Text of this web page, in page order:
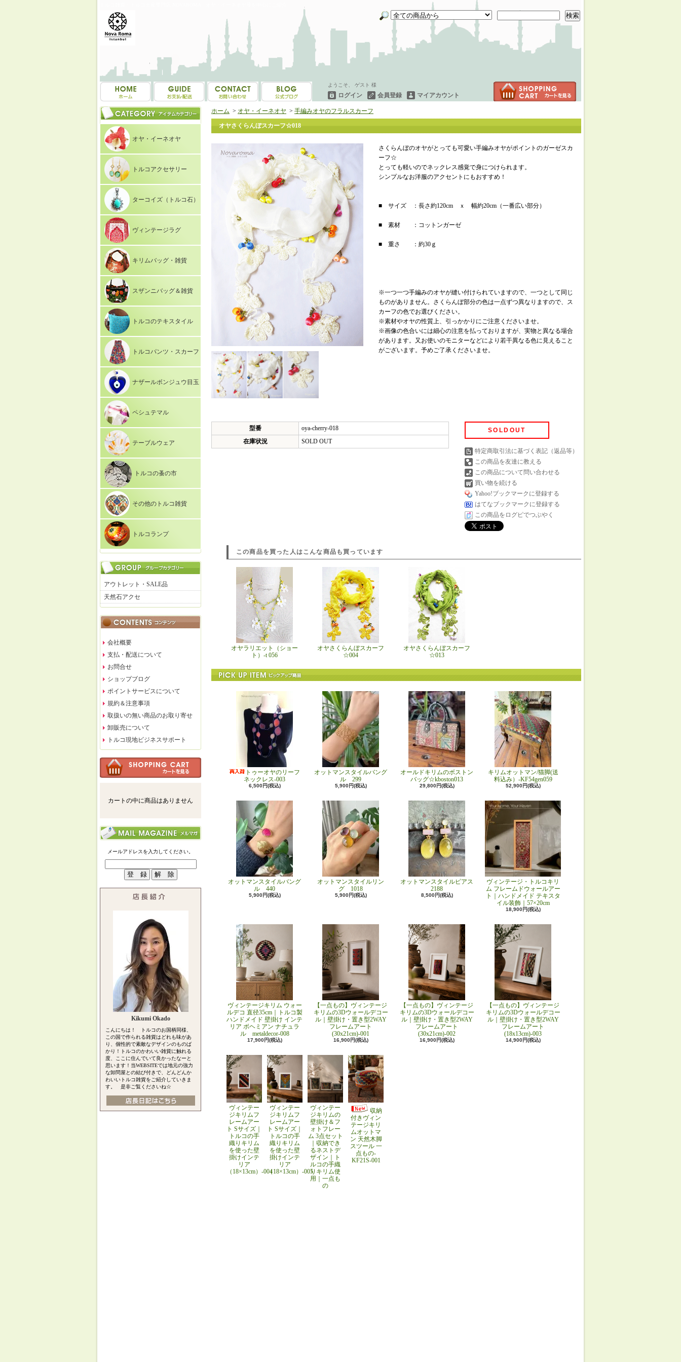
検索
ようこそ、 ゲスト 様
ログイン 会員登録 マイアカウント
オヤ・イーネオヤ
トルコアクセサリー
ターコイズ（トルコ石）
ヴィンテージラグ
キリムバッグ・雑貨
スザンニバッグ＆雑貨
トルコのテキスタイル
トルコパンツ・スカーフ
ナザールボンジュウ目玉
ペシュテマル
テーブルウェア
トルコの蚤の市
その他のトルコ雑貨
トルコランプ
アウトレット・SALE品
天然石アクセ
会社概要
支払・配送について
お問合せ
ショップブログ
ポイントサービスについて
規約＆注意事項
取扱いの無い商品のお取り寄せ
卸販売について
トルコ現地ビジネスサポート
カートの中に商品はありません
メールアドレスを入力してください。
Kikumi Okado
こんにちは！ トルコのお国柄同様、
この国で作られる雑貨はどれも味があ
り、個性的で素敵なデザインのものば
かり！トルコのかわいい雑貨に触れる
度、ここに住んでいて良かったなーと
思います！当WEBSITEでは地元の強力
な卸問屋との結び付きで、どんどんか
わいいトルコ雑貨をご紹介していきま
す。 是非ご覧くださいね☆
ホーム > オヤ・イーネオヤ > 手編みオヤのフラルスカーフ
オヤさくらんぼスカーフ☆018
さくらんぼのオヤがとっても可愛い手編みオヤがポイントのガーゼスカ
ーフ☆
とっても軽いのでネックレス感覚で身につけられます。
シンプルなお洋服のアクセントにもおすすめ！
■ サイズ ：長さ約120cm ｘ 幅約20cm（一番広い部分）
■ 素材 ：コットンガーゼ
■ 重さ ：約30ｇ
※一つ一つ手編みのオヤが縫い付けられていますので、一つとして同じ
ものがありません。さくらんぼ部分の色は一点ずつ異なりますので、ス
カーフの色でお選びください。
※素材やオヤの性質上、引っかかりにご注意くださいませ。
※画像の色合いには細心の注意を払っておりますが、実物と異なる場合
があります。又お使いのモニターなどにより若干異なる色に見えること
がございます。予めご了承くださいませ。
型番
oya-cherry-018
在庫状況
SOLD OUT
SOLDOUT
特定商取引法に基づく表記（返品等）
この商品を友達に教える
この商品について問い合わせる
買い物を続ける
Yahoo!ブックマークに登録する
はてなブックマークに登録する
この商品をログピでつぶやく
この商品を買った人はこんな商品も買っています
オヤラリエット（ショー
ト）-t 056
オヤさくらんぼスカーフ
☆004
オヤさくらんぼスカーフ
☆013
トゥーオヤのリーフ
ネックレス-003
6,500円(税込)
オットマンスタイルバング
ル 299
5,900円(税込)
オールドキリムのボストン
バッグ☆kboston013
29,800円(税込)
キリムオットマン/猫脚(送
料込み）-KF54gen059
52,900円(税込)
オットマンスタイルバング
ル 440
5,900円(税込)
オットマンスタイルリン
グ 1018
5,900円(税込)
オットマンスタイルピアス
2188
8,500円(税込)
ヴィンテージ・トルコキリ
ム フレームドウォールアー
ト｜ハンドメイド テキスタ
イル装飾｜57×20cm
18,900円(税込)
ヴィンテージキリム ウォー
ルデコ 直径35cm｜トルコ製
ハンドメイド 壁掛け インテ
リア ボヘミアン ナチュラ
ル metaldecor-008
17,900円(税込)
【一点もの】ヴィンテージ
キリムの3Dウォールデコー
ル｜壁掛け・置き型2WAY
フレームアート
(30x21cm)-001
16,900円(税込)
【一点もの】ヴィンテージ
キリムの3Dウォールデコー
ル｜壁掛け・置き型2WAY
フレームアート
(30x21cm)-002
16,900円(税込)
【一点もの】ヴィンテージ
キリムの3Dウォールデコー
ル｜壁掛け・置き型2WAY
フレームアート
(18x13cm)-003
14,900円(税込)
ヴィンテー
ジキリムフ
レームアー
ト Sサイズ｜
トルコの手
織りキリム
を使った壁
掛けインテ
リア
（18×13cm）-004
ヴィンテー
ジキリムフ
レームアー
ト Sサイズ｜
トルコの手
織りキリム
を使った壁
掛けインテ
リア
（18×13cm）-005
ヴィンテー
ジキリムの
壁掛け＆フ
ォトフレー
ム 3点セット
｜収納でき
るネストデ
ザイン｜ト
ルコの手織
りキリム使
用｜一点も
の
収納
付きヴィン
テージキリ
ムオットマ
ン 天然木脚
スツール 一
点もの-
KF21S-001